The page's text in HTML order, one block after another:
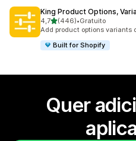
King Product Options,
4,7de 5 estrelas
(446)
446 total de avaliações
•Gratuito
Add product options variants
Built for Shopify
Quer